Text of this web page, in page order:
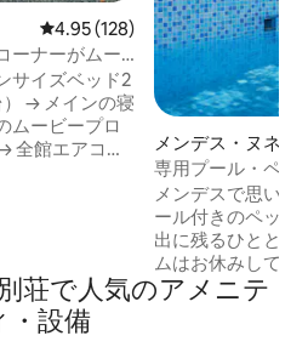
レビュー128件、5つ星中4.95つ
4.95 (128)
ーナーがムー
サイズベッド2
→ メインの寝
ムービープロ
全館エアコン
ではありませ
ています） →
メンデス・ヌネス
専用プール・ペ
Tagaytay
メンデスで思い出を作ろ
ール付きのペット
出に残るひとときを🖤 狭いコン
ムはお休みして、
ください！ 🏡 屋内70平方メートル｜裏庭
50平方メートル
荘で人気のアメニテ
・設備